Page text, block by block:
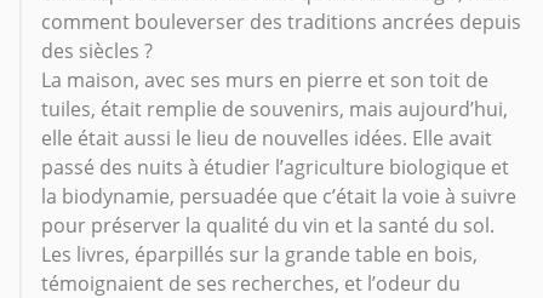
comment bouleverser des traditions ancrées depuis
des siècles ?
La maison, avec ses murs en pierre et son toit de
tuiles, était remplie de souvenirs, mais aujourd’hui,
elle était aussi le lieu de nouvelles idées. Elle avait
passé des nuits à étudier l’agriculture biologique et
la biodynamie, persuadée que c’était la voie à suivre
pour préserver la qualité du vin et la santé du sol.
Les livres, éparpillés sur la grande table en bois,
témoignaient de ses recherches, et l’odeur du